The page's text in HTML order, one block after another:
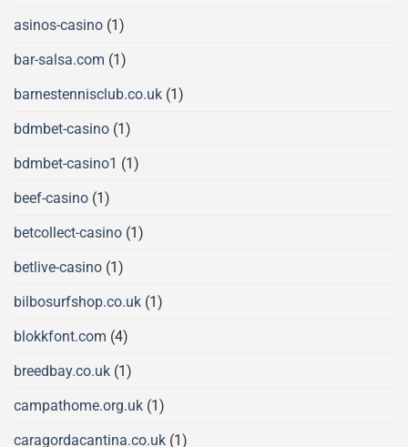
asinos-casino (1)
bar-salsa.com (1)
barnestennisclub.co.uk (1)
bdmbet-casino (1)
bdmbet-casino1 (1)
beef-casino (1)
betcollect-casino (1)
betlive-casino (1)
bilbosurfshop.co.uk (1)
blokkfont.com (4)
breedbay.co.uk (1)
campathome.org.uk (1)
caragordacantina.co.uk (1)